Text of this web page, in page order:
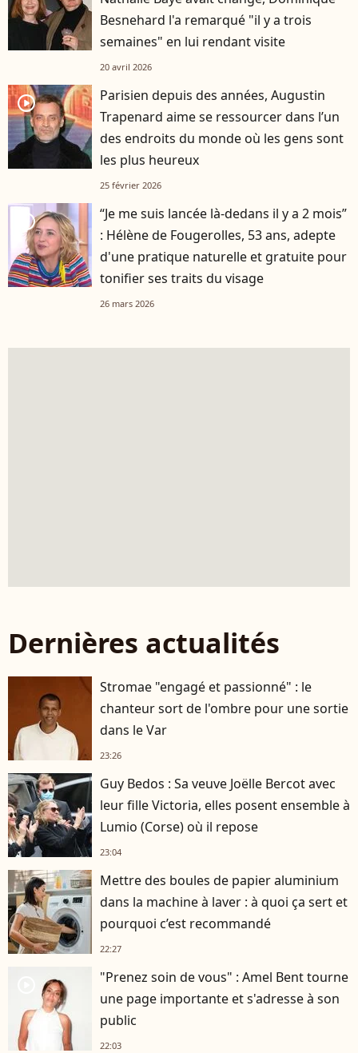
Besnehard l'a remarqué "il y a trois
semaines" en lui rendant visite
20 avril 2026
player2
Parisien depuis des années, Augustin
Trapenard aime se ressourcer dans l’un
des endroits du monde où les gens sont
les plus heureux
25 février 2026
player2
“Je me suis lancée là-dedans il y a 2 mois”
: Hélène de Fougerolles, 53 ans, adepte
d'une pratique naturelle et gratuite pour
tonifier ses traits du visage
26 mars 2026
Dernières actualités
Stromae "engagé et passionné" : le
chanteur sort de l'ombre pour une sortie
dans le Var
23:26
Guy Bedos : Sa veuve Joëlle Bercot avec
leur fille Victoria, elles posent ensemble à
Lumio (Corse) où il repose
23:04
Mettre des boules de papier aluminium
dans la machine à laver : à quoi ça sert et
pourquoi c’est recommandé
22:27
"Prenez soin de vous" : Amel Bent tourne
une page importante et s'adresse à son
public
22:03